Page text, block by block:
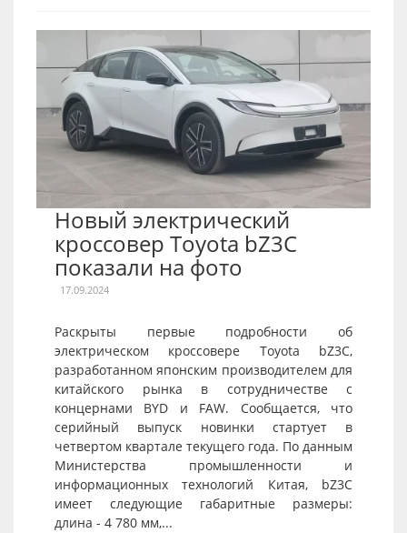
Новый электрический
кроссовер Toyota bZ3C
показали на фото
17.09.2024
Раскрыты первые подробности об
электрическом кроссовере Toyota bZ3C,
разработанном японским производителем для
китайского рынка в сотрудничестве с
концернами BYD и FAW. Сообщается, что
серийный выпуск новинки стартует в
четвертом квартале текущего года. По данным
Министерства промышленности и
информационных технологий Китая, bZ3C
имеет следующие габаритные размеры:
длина - 4 780 мм,...